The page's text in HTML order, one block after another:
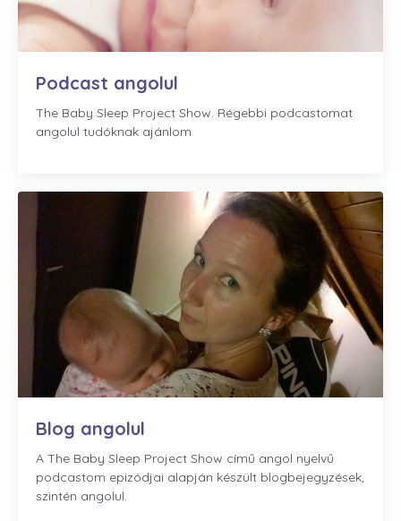
Podcast angolul
The Baby Sleep Project Show. Régebbi podcastomat
angolul tudóknak ajánlom
Blog angolul
A The Baby Sleep Project Show című angol nyelvű
podcastom epizódjai alapján készült blogbejegyzések,
szintén angolul.